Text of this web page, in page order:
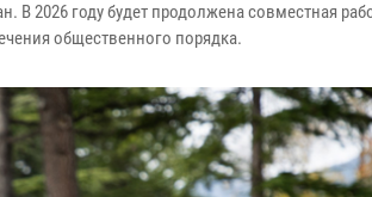
2026 году будет продолжена совместная
общественного порядка.